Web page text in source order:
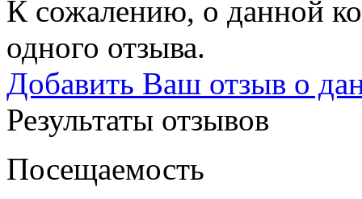
К сожалению, о данной
одного отзыва.
Добавить Ваш отзыв о
Результаты отзывов
Посещаемость